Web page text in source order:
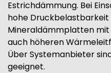
Estrichdämmung. Bei
hohe
Mineraldämmplatten
auch höheren
Über Systemanbieter
geeignet.